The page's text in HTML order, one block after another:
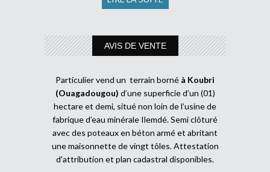
AVIS DE VENTE
Particulier vend un terrain borné à Koubri
(Ouagadougou) d’une superficie d’un (01)
hectare et demi, situé non loin de l’usine de
fabrique d’eau minérale Ilemdé. Semi clôturé
avec des poteaux en béton armé et abritant
une maisonnette de vingt tôles. Attestation
d’attribution et plan cadastral disponibles.